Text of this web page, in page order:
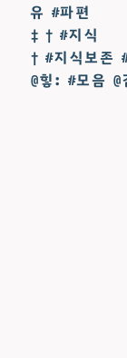
유 #파편
‡ † #지식
† #지식보존
@힣: #모음